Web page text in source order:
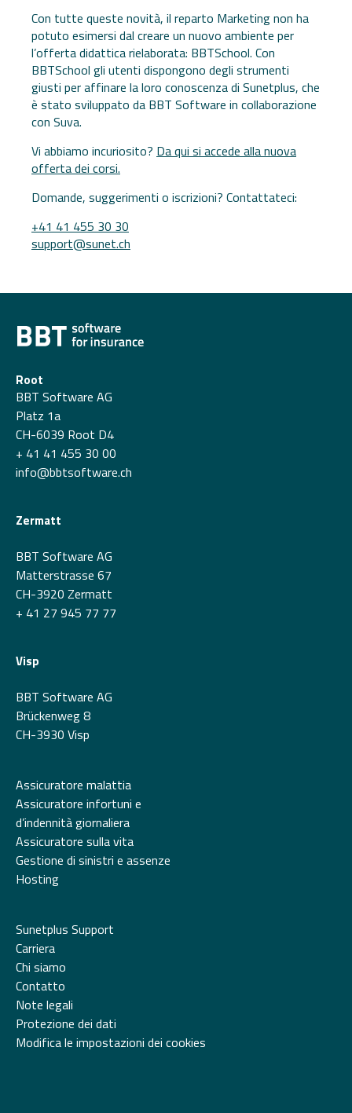
Con tutte queste novità, il reparto Marketing non ha
potuto esimersi dal creare un nuovo ambiente per
l’offerta didattica rielaborata: BBTSchool. Con
BBTSchool gli utenti dispongono degli strumenti
giusti per affinare la loro conoscenza di Sunetplus, che
è stato sviluppato da BBT Software in collaborazione
con Suva.
Vi abbiamo incuriosito? Da qui si accede alla nuova
offerta dei corsi.
Domande, suggerimenti o iscrizioni? Contattateci:
+41 41 455 30 30
support@sunet.ch
Root
BBT Software AG
Platz 1a
CH-6039 Root D4
+ 41 41 455 30 00
info@bbtsoftware.ch
Zermatt
BBT Software AG
Matterstrasse 67
CH-3920 Zermatt
+ 41 27 945 77 77
Visp
BBT Software AG
Brückenweg 8
CH-3930 Visp
Assicuratore malattia
Assicuratore infortuni e
d’indennità giornaliera
Assicuratore sulla vita
Gestione di sinistri e assenze
Hosting
Sunetplus Support
Carriera
Chi siamo
Contatto
Note legali
Protezione dei dati
Modifica le impostazioni dei cookies